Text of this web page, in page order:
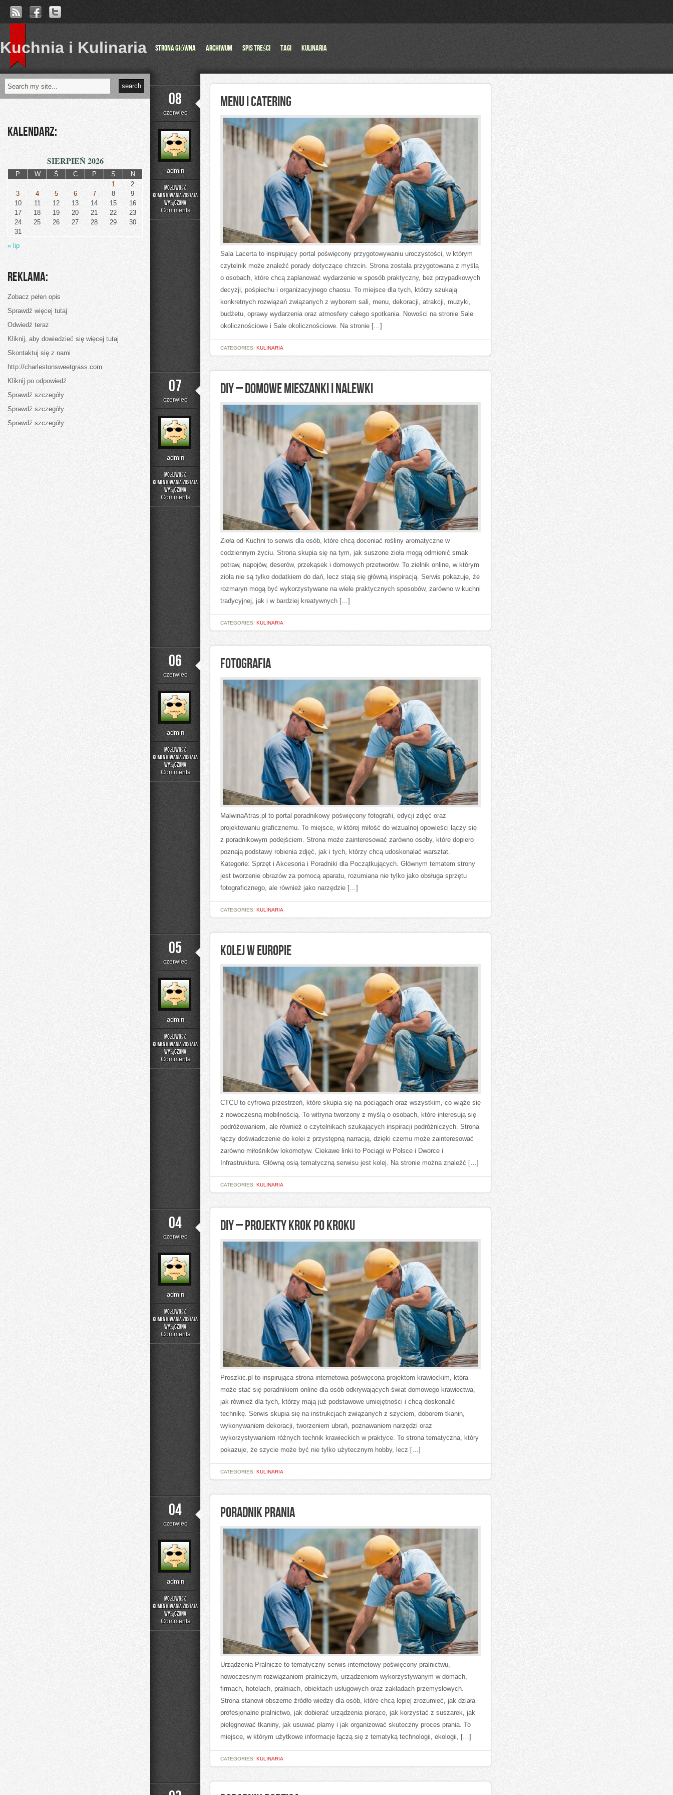
Kuchnia i Kulinaria Strona główna Archiwum Spis Treści Tagi Kulinaria
08
czerwiec
admin
Możliwość
komentowania
Catering
została
wyłączona
Comments
MENU I CATERING
Sala Lacerta to inspirujący portal poświęcony przygotowywaniu uroczystości, w którym
czytelnik może znaleźć porady dotyczące chrzcin. Strona została przygotowana z myślą
o osobach, które chcą zaplanować wydarzenie w sposób praktyczny, bez przypadkowych
decyzji, pośpiechu i organizacyjnego chaosu. To miejsce dla tych, którzy szukają
konkretnych rozwiązań związanych z wyborem sali, menu, dekoracji, atrakcji, muzyki,
budżetu, oprawy wydarzenia oraz atmosfery całego spotkania. Nowości na stronie Sale
okolicznościowe i Sale okolicznościowe. Na stronie […]
CATEGORIES: KULINARIA
07
czerwiec
admin
Możliwość
komentowania
Domowe
Nalewki
została
wyłączona
Comments
DIY – DOMOWE MIESZANKI I NALEWKI
Zioła od Kuchni to serwis dla osób, które chcą doceniać rośliny aromatyczne w
codziennym życiu. Strona skupia się na tym, jak suszone zioła mogą odmienić smak
potraw, napojów, deserów, przekąsek i domowych przetworów. To zielnik online, w którym
zioła nie są tylko dodatkiem do dań, lecz stają się główną inspiracją. Serwis pokazuje, że
rozmaryn mogą być wykorzystywane na wiele praktycznych sposobów, zarówno w kuchni
tradycyjnej, jak i w bardziej kreatywnych […]
CATEGORIES: KULINARIA
06
czerwiec
admin
Możliwość
komentowania
Fotografia
została
wyłączona
Comments
FOTOGRAFIA
MalwinaAtras.pl to portal poradnikowy poświęcony fotografii, edycji zdjęć oraz
projektowaniu graficznemu. To miejsce, w której miłość do wizualnej opowieści łączy się
z poradnikowym podejściem. Strona może zainteresować zarówno osoby, które dopiero
poznają podstawy robienia zdjęć, jak i tych, którzy chcą udoskonalać warsztat.
Kategorie: Sprzęt i Akcesoria i Poradniki dla Początkujących. Głównym tematem strony
jest tworzenie obrazów za pomocą aparatu, rozumiana nie tylko jako obsługa sprzętu
fotograficznego, ale również jako narzędzie […]
CATEGORIES: KULINARIA
05
czerwiec
admin
Możliwość
komentowania
Europie
została
wyłączona
Comments
KOLEJ W EUROPIE
CTCU to cyfrowa przestrzeń, które skupia się na pociągach oraz wszystkim, co wiąże się
z nowoczesną mobilnością. To witryna tworzony z myślą o osobach, które interesują się
podróżowaniem, ale również o czytelnikach szukających inspiracji podróżniczych. Strona
łączy doświadczenie do kolei z przystępną narracją, dzięki czemu może zainteresować
zarówno miłośników lokomotyw. Ciekawe linki to Pociągi w Polsce i Dworce i
Infrastruktura. Główną osią tematyczną serwisu jest kolej. Na stronie można znaleźć […]
CATEGORIES: KULINARIA
04
czerwiec
admin
Możliwość
komentowania
Projekty
została
wyłączona
Comments
DIY – PROJEKTY KROK PO KROKU
Proszkic.pl to inspirująca strona internetowa poświęcona projektom krawieckim, która
może stać się poradnikiem online dla osób odkrywających świat domowego krawiectwa,
jak również dla tych, którzy mają już podstawowe umiejętności i chcą doskonalić
technikę. Serwis skupia się na instrukcjach związanych z szyciem, doborem tkanin,
wykonywaniem dekoracji, tworzeniem ubrań, poznawaniem narzędzi oraz
wykorzystywaniem różnych technik krawieckich w praktyce. To strona tematyczna, który
pokazuje, że szycie może być nie tylko użytecznym hobby, lecz […]
CATEGORIES: KULINARIA
04
czerwiec
admin
Możliwość
komentowania
Poradnik
Prania
została
wyłączona
Comments
PORADNIK PRANIA
Urządzenia Pralnicze to tematyczny serwis internetowy poświęcony pralnictwu,
nowoczesnym rozwiązaniom pralniczym, urządzeniom wykorzystywanym w domach,
firmach, hotelach, pralniach, obiektach usługowych oraz zakładach przemysłowych.
Strona stanowi obszerne źródło wiedzy dla osób, które chcą lepiej zrozumieć, jak działa
profesjonalne pralnictwo, jak dobierać urządzenia piorące, jak korzystać z suszarek, jak
pielęgnować tkaniny, jak usuwać plamy i jak organizować skuteczny proces prania. To
miejsce, w którym użytkowe informacje łączą się z tematyką technologii, ekologii, […]
CATEGORIES: KULINARIA
Kalendarz:
SIERPIEŃ 2026
P W Ś C P S
N
1
2
3
4 5 6 7 8
9
10
11 12 13 14 15
16
17
18 19 20 21 22
23
24
25 26 27 28 29
30
31
« lip
Reklama:
Zobacz pełen opis
Sprawdź więcej tutaj
Odwiedź teraz
Kliknij, aby dowiedzieć się więcej tutaj
Skontaktuj się z nami
http://charlestonsweetgrass.com
Kliknij po odpowiedź
Sprawdź szczegóły
Sprawdź szczegóły
Sprawdź szczegóły